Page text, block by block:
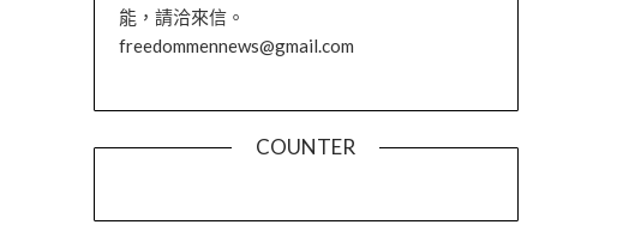
能，請洽來信。
freedommennews@gmail.com
COUNTER